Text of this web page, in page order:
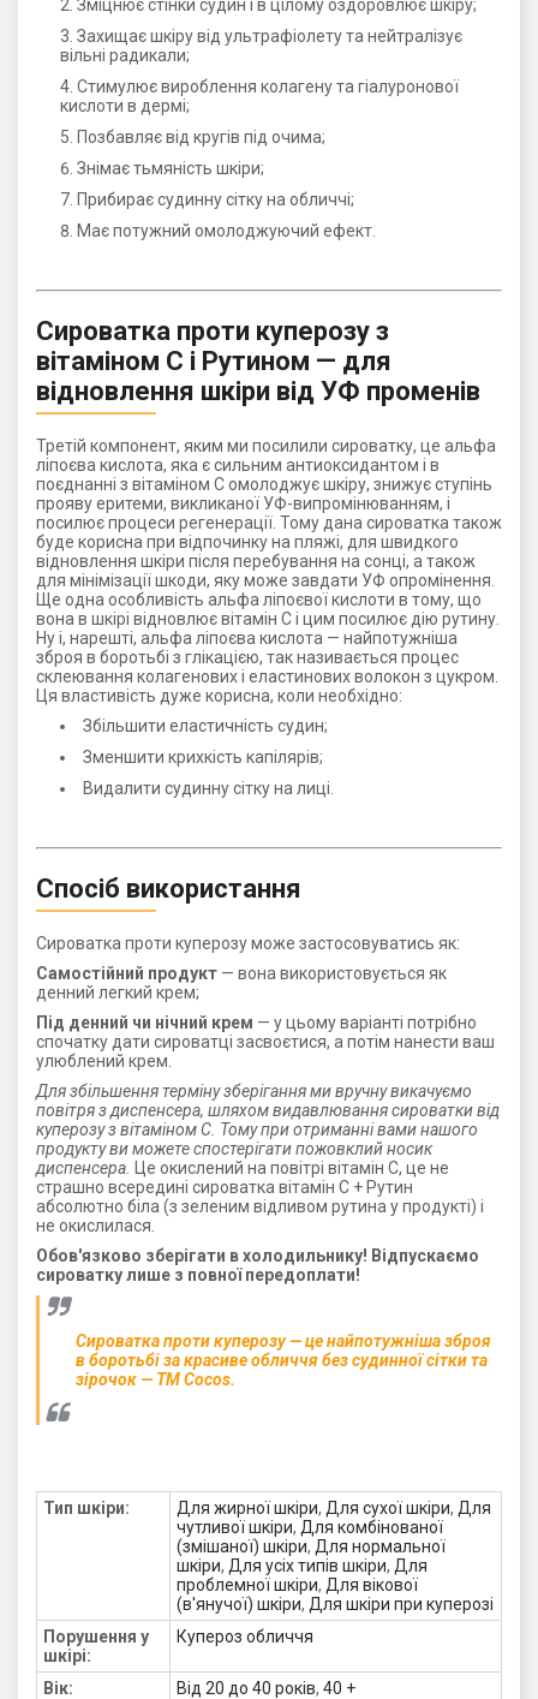
Зміцнює стінки судин і в цілому оздоровлює шкіру;
Захищає шкіру від ультрафіолету та нейтралізує
вільні радикали;
Стимулює вироблення колагену та гіалуронової
кислоти в дермі;
Позбавляє від кругів під очима;
Знімає тьмяність шкіри;
Прибирає судинну сітку на обличчі;
Має потужний омолоджуючий ефект.
Сироватка проти куперозу з
вітаміном С і Рутином — для
відновлення шкіри від УФ променів
Третій компонент, яким ми посилили сироватку, це альфа
ліпоєва кислота, яка є сильним антиоксидантом і в
поєднанні з вітаміном С омолоджує шкіру, знижує ступінь
прояву еритеми, викликаної УФ-випромінюванням, і
посилює процеси регенерації. Тому дана сироватка також
буде корисна при відпочинку на пляжі, для швидкого
відновлення шкіри після перебування на сонці, а також
для мінімізації шкоди, яку може завдати УФ опромінення.
Ще одна особливість альфа ліпоєвої кислоти в тому, що
вона в шкірі відновлює вітамін С і цим посилює дію рутину.
Ну і, нарешті, альфа ліпоєва кислота — найпотужніша
зброя в боротьбі з глікацією, так називається процес
склеювання колагенових і еластинових волокон з цукром.
Ця властивість дуже корисна, коли необхідно:
Збільшити еластичність судин;
Зменшити крихкість капілярів;
Видалити судинну сітку на лиці.
Спосіб використання
Сироватка проти куперозу може застосовуватись як:
Самостійний продукт — вона використовується як
денний легкий крем;
Під денний чи нічний крем — у цьому варіанті потрібно
спочатку дати сироватці засвоєтися, а потім нанести ваш
улюблений крем.
Для збільшення терміну зберігання ми вручну викачуємо
повітря з диспенсера, шляхом видавлювання сироватки від
куперозу з вітаміном С. Тому при отриманні вами нашого
продукту ви можете спостерігати пожовклий носик
диспенсера. Це окислений на повітрі вітамін С, це не
страшно всередині сироватка вітамін С + Рутин
абсолютно біла (з зеленим відливом рутина у продукті) і
не окислилася.
Обов'язково зберігати в холодильнику! Відпускаємо
сироватку лише з повної передоплати!
Сироватка проти куперозу — це найпотужніша зброя
в боротьбі за красиве обличчя без судинної сітки та
зірочок — ТМ Cocos.
Тип шкіри: Для жирної шкіри, Для сухої шкіри, Для
чутливої ​​шкіри, Для комбінованої
(змішаної) шкіри, Для нормальної
шкіри, Для усіх типів шкіри, Для
проблемної шкіри, Для вікової
(в'янучої) шкіри, Для шкіри при куперозі
Порушення у
шкірі:
Купероз обличчя
Вік: Від 20 до 40 років, 40 +